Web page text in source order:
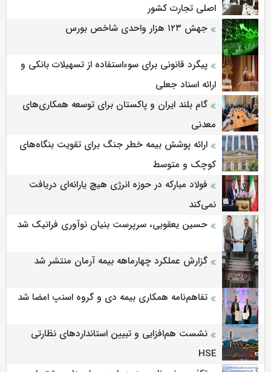
اصلی تجارت کشور
جهش ۱۲۳ هزار واحدی شاخص بورس
پیگرد قانونی برای سوءاستفاده از تسهیلات بانکی و
ارائه اسناد جعلی
گام بلند ایران و پاکستان برای توسعه همکاری‌های
معدنی
ارائه پوشش بیمه خطر جنگ برای تقویت بنگاه‌های
کوچک و متوسط
فولاد مبارکه در حوزه انرژی هیچ یارانه‌ای دریافت
نمی‌کند
حسین یعقوبی، سرپرست بنیان نوآوری فرانیک شد
گزارش عملکرد چهارماهه بیمه آرمان منتشر شد
تفاهم‌نامه همکاری بیمه دی و گروه اسنپ امضا شد
نشست هم‌افزایی و تبیین استانداردهای نظارتی
HSE